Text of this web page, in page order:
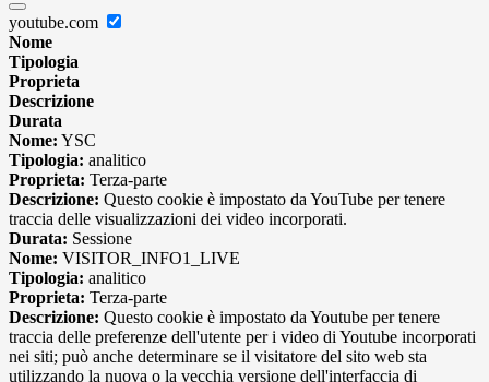
youtube.com
Nome
Tipologia
Proprieta
Descrizione
Durata
Nome: YSC
Tipologia: analitico
Proprieta: Terza-parte
Descrizione: Questo cookie è impostato da YouTube per tenere
traccia delle visualizzazioni dei video incorporati.
Durata: Sessione
Nome: VISITOR_INFO1_LIVE
Tipologia: analitico
Proprieta: Terza-parte
Descrizione: Questo cookie è impostato da Youtube per tenere
traccia delle preferenze dell'utente per i video di Youtube incorporati
nei siti; può anche determinare se il visitatore del sito web sta
utilizzando la nuova o la vecchia versione dell'interfaccia di